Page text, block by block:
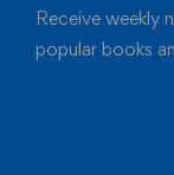
Receive weekly
popular books